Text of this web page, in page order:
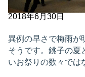
2018年6月30日
異例の早さで梅雨が
そうです。銚子の夏
いお祭りの数々では